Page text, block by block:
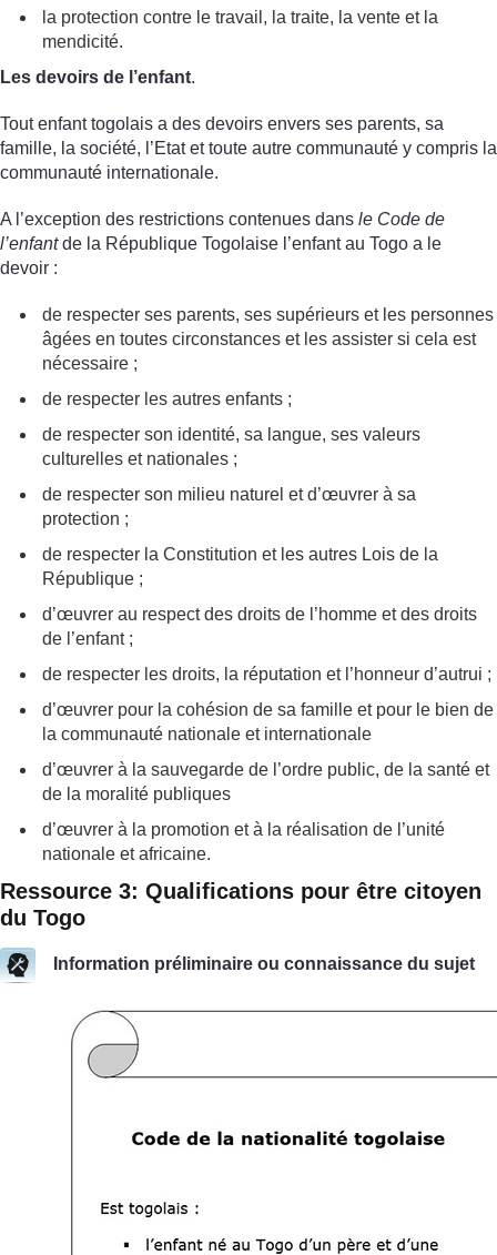
la protection contre le travail, la traite, la vente et la
mendicité.
Les devoirs de l’enfant.
Tout enfant togolais a des devoirs envers ses parents, sa
famille, la société, l’Etat et toute autre communauté y compris la
communauté internationale.
A l’exception des restrictions contenues dans le Code de
l’enfantde la République Togolaise l’enfant au Togo a le
devoir :
de respecter ses parents, ses supérieurs et les personnes
âgées en toutes circonstances et les assister si cela est
nécessaire ;
de respecter les autres enfants ;
de respecter son identité, sa langue, ses valeurs
culturelles et nationales ;
de respecter son milieu naturel et d’œuvrer à sa
protection ;
de respecter la Constitution et les autres Lois de la
République ;
d’œuvrer au respect des droits de l’homme et des droits
de l’enfant ;
de respecter les droits, la réputation et l’honneur d’autrui ;
d’œuvrer pour la cohésion de sa famille et pour le bien de
la communauté nationale et internationale
d’œuvrer à la sauvegarde de l’ordre public, de la santé et
de la moralité publiques
d’œuvrer à la promotion et à la réalisation de l’unité
nationale et africaine.
Ressource 3: Qualifications pour être citoyen
du Togo
Information préliminaire ou connaissance du sujet